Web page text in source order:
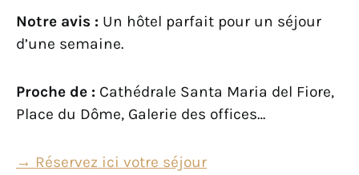
Notre avis : Un hôtel parfait pour un séjour
d’une semaine.
Proche de : Cathédrale Santa Maria del Fiore,
Place du Dôme, Galerie des offices…
→ Réservez ici votre séjour